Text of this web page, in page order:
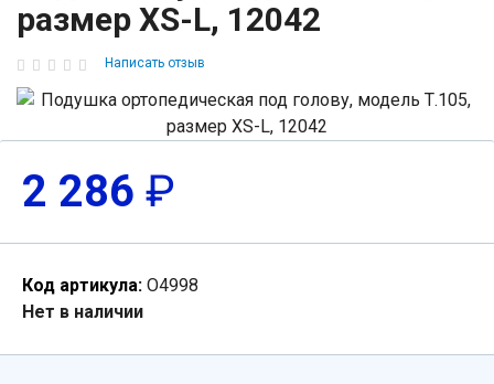
размер XS-L, 12042
Написать отзыв
2 286 ₽
Код артикула: О4998
Нет в наличии